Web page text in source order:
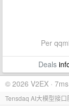
Per
Deals
© 2026 V2EX ·
Tensdaq AI大模型接